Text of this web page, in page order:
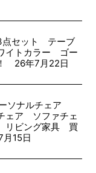
点セット テーブ
イトカラー ゴー
26年7月22日
ソナルチェア
ェア ソファチェ
ビング家具 買
15日